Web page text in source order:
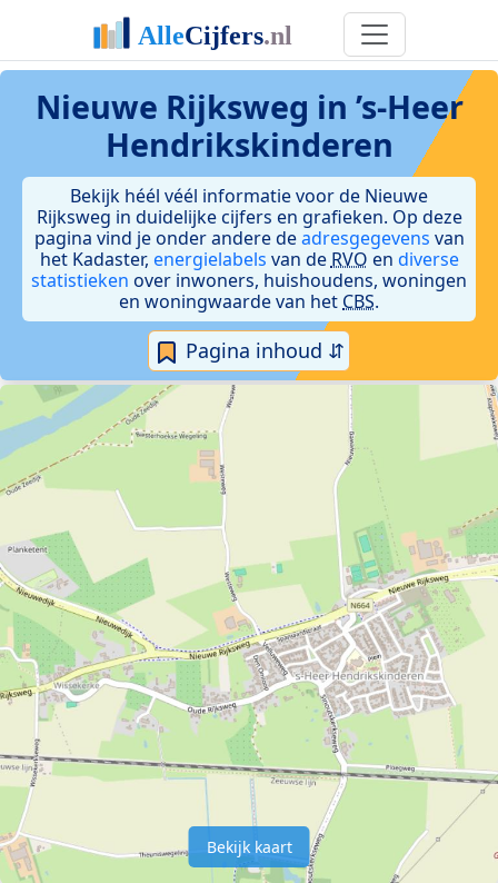
Nieuwe Rijksweg in ’s-Heer
Hendrikskinderen
Bekijk héél véél informatie voor de Nieuwe
Rijksweg in duidelijke cijfers en grafieken. Op deze
pagina vind je onder andere deadresgegevens van
het Kadaster, energielabels van de RVO en diverse
statistieken over inwoners, huishoudens, woningen
en woningwaarde van het CBS.
Pagina inhoud ⇵
Bekijk kaart